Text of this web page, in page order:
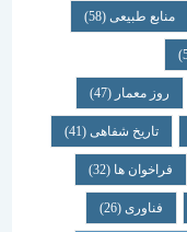
منابع طبیعی(58)
روز معمار(47)
تاریخ شفاهی(41)
فراخوان ها(32)
فناوری(26)